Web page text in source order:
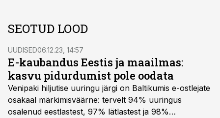
SEOTUD LOOD
UUDISED06.12.23, 14:57
E-kaubandus Eestis ja maailmas:
kasvu pidurdumist pole oodata
Venipaki hiljutise uuringu järgi on Baltikumis e-ostlejate
osakaal märkimisväärne: tervelt 94% uuringus
osalenud eestlastest, 97% lätlastest ja 98%